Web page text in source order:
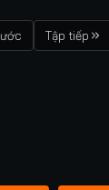
Tập tiếp